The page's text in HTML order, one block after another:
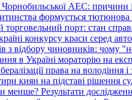
АЕС: причини
формується тютюнова
порт: стан
конкурсу краси серед
з відбору чиновників: чому
в Україні мораторію на
права на володіння
киян на підставі рішення
менше? Результати